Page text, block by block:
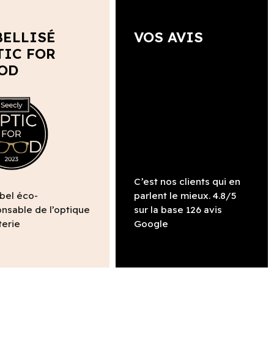
FOR
éco-
de l’optique
VOS AVIS
C’est nos clients qui en
parlent le mieux. 4.8/5
sur la base 126 avis
Google